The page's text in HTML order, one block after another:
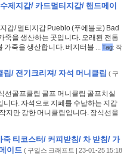
제지갑/ 카드멀티지갑/ 핸드메이
갑/ 멀티지갑 Pueblo (푸에블로) Bad
을 생산하는 곳입니다. 오래된 전통
가죽을 생산합니다. 베지터블 ...Tag: 작
/ 전기크리져/ 자석 머니클립 ( 구
선골프클립 골프 머니클립 골프치실
니다. 자석으로 지폐를 수납하는 지갑
지만 강한 머니클립입니다. 장식선을
티코스터/ 커피받침/ 차 받침/ 가
이드 ( 구일스 크래프트 | 23-01-25 15:18